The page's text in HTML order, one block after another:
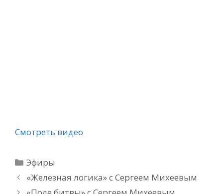
Смотреть видео
Рубрики
Эфиры
«Железная логика» с Сергеем Михеевым